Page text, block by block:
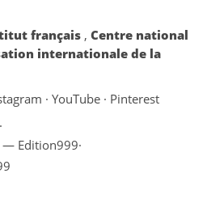
français , Centre national
internationale de la
· YouTube · Pinterest
·
— Edition999·